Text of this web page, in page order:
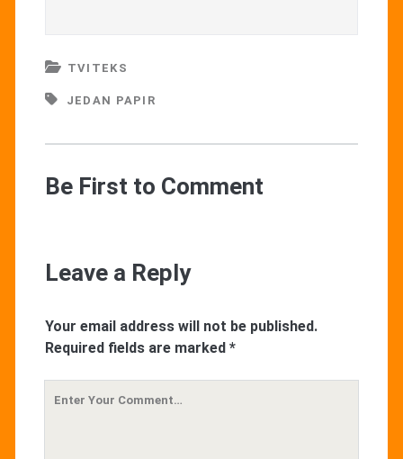
TVITEKS
JEDAN PAPIR
Be First to Comment
Leave a Reply
Your email address will not be published.
Required fields are marked *